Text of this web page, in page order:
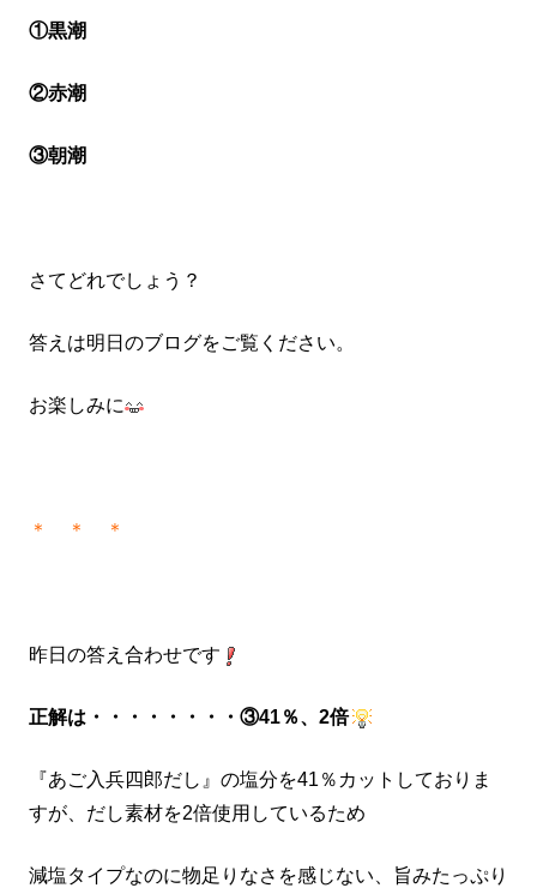
①黒潮
②赤潮
③朝潮
さてどれでしょう？
答えは明日のブログをご覧ください。
お楽しみに
＊ ＊ ＊
昨日の答え合わせです
正解は・・・・・・・・ ③41％、2倍
『あご入兵四郎だし』の塩分を41％カットしておりま
すが、だし素材を2倍使用しているため
減塩タイプなのに物足りなさを感じない、旨みたっぷり